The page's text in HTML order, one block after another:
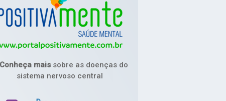
Conheça maissobre as doenças do
sistema nervoso central